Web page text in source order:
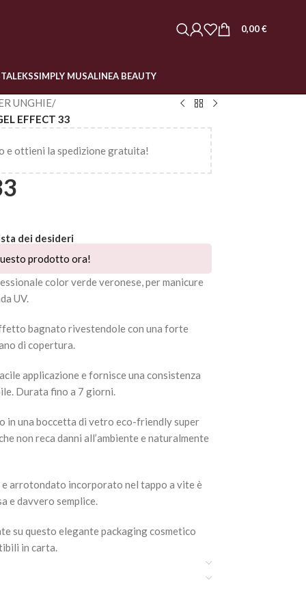
0,00€
SIMPLY MUSALINEA BEAUTY
UNGHIE/
EFFECT 33
e ottieni la spedizione gratuita!
dei desideri
prodotto ora!
color verde veronese, per manicure
UV.
bagnato rivestendole con una forte
di copertura.
applicazione e fornisce una consistenza
Durata fino a 7 giorni.
in una boccetta di vetro eco-friendly super
non reca danni all’ambiente e naturalmente
arrotondato incorporato nel tappo a vite è
e davvero semplice.
su questo elegante packaging cosmetico
in carta.